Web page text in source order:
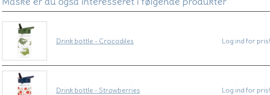
Drink bottle - Crocodiles Log ind for pris!
Drink bottle - Strawberries Log ind for pris!